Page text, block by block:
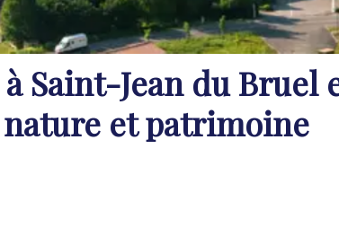
Saint-Jean du Bruel
et patrimoine